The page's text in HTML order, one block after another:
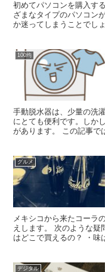
初めてパソコンを購入す
ざまなタイプのパソコン
か迷ってしまうことでし
100均
手動脱水器は、少量の洗
にとても便利です。しか
があります。 この記事で
グルメ
メキシコから来たコーラ
えします。 次のような疑
はどこで買えるの？ ・味
デジタル